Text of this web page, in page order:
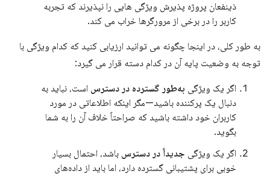
ذینفعان پروژه پذیرش ویژگی هایی را نپذیرند که تجربه
کاربر را در برخی از مرورگرها خراب می کند.
به طور کلی، در اینجا چگونه می توانید ارزیابی کنید که کدام ویژگی با
توجه به وضعیت پایه آن در کدام دسته قرار می گیرد:
اگر یک ویژگی به‌طور گسترده در دسترس است، نباید به
دنبال یک پرکننده باشید—مگر اینکه اطلاعاتی در مورد
کاربران خود داشته باشید که صراحتاً خلاف آن را به شما
بگوید.
اگر یک ویژگی جدیداً در دسترس باشد، احتمال بسیار
خوبی برای پشتیبانی گسترده دارد، اما باید از داده‌های